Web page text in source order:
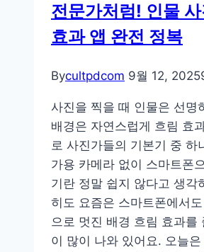
단
점
정
│
나
에
게
맞
는
카
메
전문가처럼! 인물
효과 앱 완전 정복
Bycultpdcom 9월 12, 2025
사진을 찍을 때 인물은 선명
배경은 자연스럽게 흐림 효
로 사진가들의 기본기 중 하
가용 카메라 없이 스마트폰
기란 정말 쉽지 않다고 생각
히도 요즘은 스마트폰에서
으로 멋진 배경 흐림 효과를
이 많이 나와 있어요. 오늘